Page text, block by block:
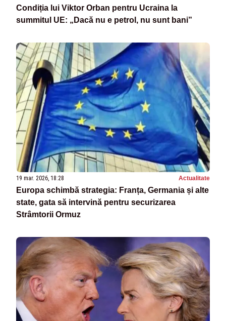
Condiția lui Viktor Orban pentru Ucraina la
summitul UE: „Dacă nu e petrol, nu sunt bani”
19 mar. 2026, 18:28 Actualitate
Europa schimbă strategia: Franța, Germania și alte
state, gata să intervină pentru securizarea
Strâmtorii Ormuz